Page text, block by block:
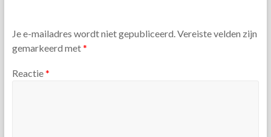
Je e-mailadres wordt niet gepubliceerd.Vereiste velden zijn
gemarkeerd met*
Reactie*